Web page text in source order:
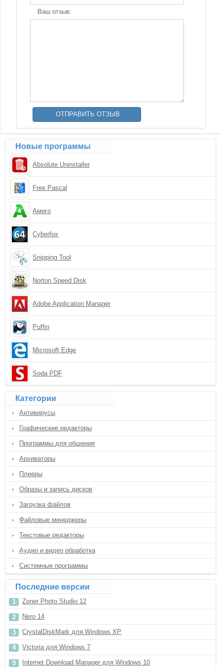
Ваш отзыв:
Новые программы
Absolute Uninstaller
Free Pascal
Амиго
Cyberfox
Snipping Tool
Norton Speed Disk
Adobe Application Manager
Puffin
Microsoft Edge
Soda PDF
Категории
Антивирусы
Графические редакторы
Программы для общения
Архиваторы
Плееры
Образы и запись дисков
Загрузка файлов
Файловые менеджеры
Текстовые редакторы
Аудио и видео обработка
Системные программы
Последние версии
Zoner Photo Studio 12
Nero 14
CrystalDiskMark для Windows XP
Victoria для Windows 7
Internet Download Manager для Windows 10